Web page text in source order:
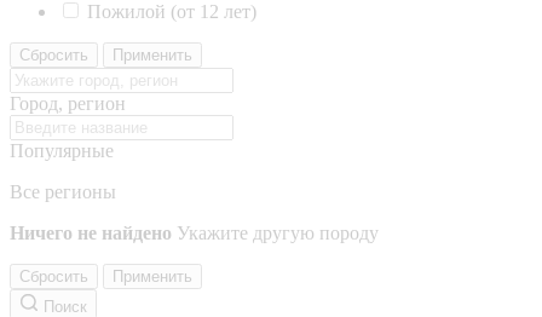
Пожилой (от 12 лет)
Сбросить Применить
Город, регион
Популярные
Все регионы
Ничего не найдено Укажите другую породу
Сбросить
Применить
Поиск